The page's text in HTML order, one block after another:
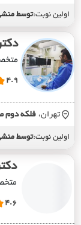
اولین نوبت:توسط
4.9
تهران، فلکه دوم
اولین نوبت:توسط
4.6